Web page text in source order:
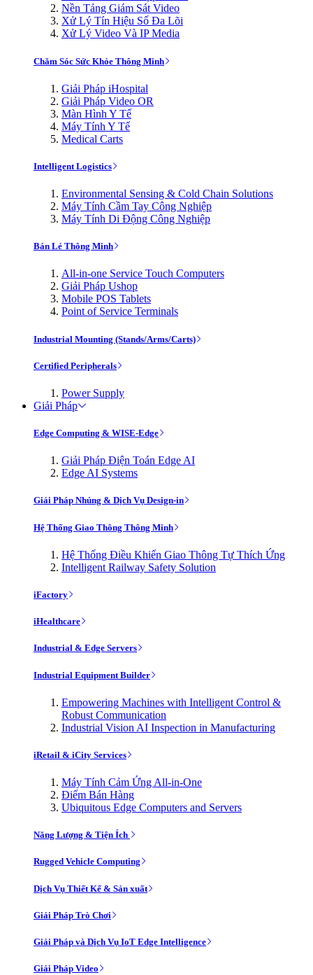
Nền Tảng Giám Sát Video
Xử Lý Tín Hiệu Số Đa Lõi
Xử Lý Video Và IP Media
Chăm Sóc Sức Khỏe Thông Minh
Giải Pháp iHospital
Giải Pháp Video OR
Màn Hình Y Tế
Máy Tính Y Tế
Medical Carts
Intelligent Logistics
Environmental Sensing & Cold Chain Solutions
Máy Tính Cầm Tay Công Nghiệp
Máy Tính Di Động Công Nghiệp
Bán Lẻ Thông Minh
All-in-one Service Touch Computers
Giải Pháp Ushop
Mobile POS Tablets
Point of Service Terminals
Industrial Mounting (Stands/Arms/Carts)
Certified Peripherals
Power Supply
Giải Pháp
Edge Computing & WISE-Edge
Giải Pháp Điện Toán Edge AI
Edge AI Systems
Giải Pháp Nhúng & Dịch Vụ Design-in
Hệ Thống Giao Thông Thông Minh
Hệ Thống Điều Khiển Giao Thông Tự Thích Ứng
Intelligent Railway Safety Solution
iFactory
iHealthcare
Industrial & Edge Servers
Industrial Equipment Builder
Empowering Machines with Intelligent Control &
Robust Communication
Industrial Vision AI Inspection in Manufacturing
iRetail & iCity Services
Máy Tính Cảm Ứng All-in-One
Điểm Bán Hàng
Ubiquitous Edge Computers and Servers
Năng Lượng & Tiện Ích
Rugged Vehicle Computing
Dịch Vụ Thiết Kế & Sản xuất
Giải Pháp Trò Chơi
Giải Pháp và Dịch Vụ IoT Edge Intelligence
Giải Pháp Video